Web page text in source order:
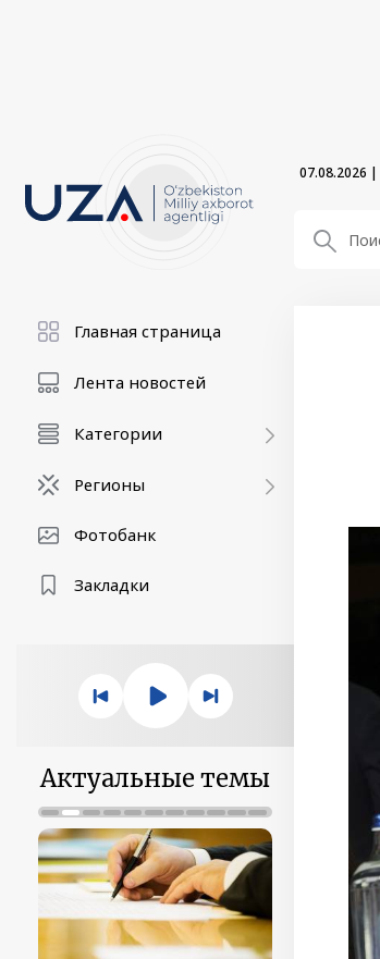
07.08.2026 |
Главная страница
Лента новостей
Категории
Регионы
Фотобанк
Закладки
Актуальные темы